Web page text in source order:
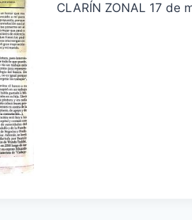
CLARÍN ZONAL 17 de